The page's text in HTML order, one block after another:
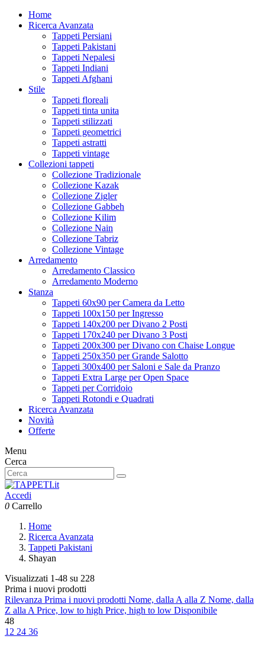
Home
Ricerca Avanzata
Tappeti Persiani
Tappeti Pakistani
Tappeti Nepalesi
Tappeti Indiani
Tappeti Afghani
Stile
Tappeti floreali
Tappeti tinta unita
Tappeti stilizzati
Tappeti geometrici
Tappeti astratti
Tappeti vintage
Collezioni tappeti
Collezione Tradizionale
Collezione Kazak
Collezione Zigler
Collezione Gabbeh
Collezione Kilim
Collezione Nain
Collezione Tabriz
Collezione Vintage
Arredamento
Arredamento Classico
Arredamento Moderno
Stanza
Tappeti 60x90 per Camera da Letto
Tappeti 100x150 per Ingresso
Tappeti 140x200 per Divano 2 Posti
Tappeti 170x240 per Divano 3 Posti
Tappeti 200x300 per Divano con Chaise Longue
Tappeti 250x350 per Grande Salotto
Tappeti 300x400 per Saloni e Sale da Pranzo
Tappeti Extra Large per Open Space
Tappeti per Corridoio
Tappeti Rotondi e Quadrati
Ricerca Avanzata
Novità
Offerte
Menu
Cerca
Accedi
0 Carrello
Home
Ricerca Avanzata
Tappeti Pakistani
Shayan
Visualizzati 1-48 su 228
Prima i nuovi prodotti
Rilevanza Prima i nuovi prodotti Nome, dalla A alla Z Nome, dalla
Z alla A Price, low to high Price, high to low Disponibile
48
12 24 36